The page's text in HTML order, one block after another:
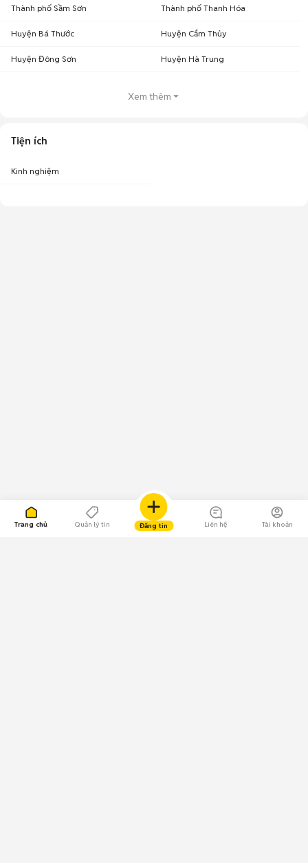
Trang chủ Quản lý tin Đăng tin Liên hệ Tài khoản
Thành phố Sầm Sơn Thành phố Thanh Hóa
Huyện Bá Thước Huyện Cẩm Thủy
Huyện Đông Sơn Huyện Hà Trung
Xem thêm
Tiện ích
Kinh nghiệm